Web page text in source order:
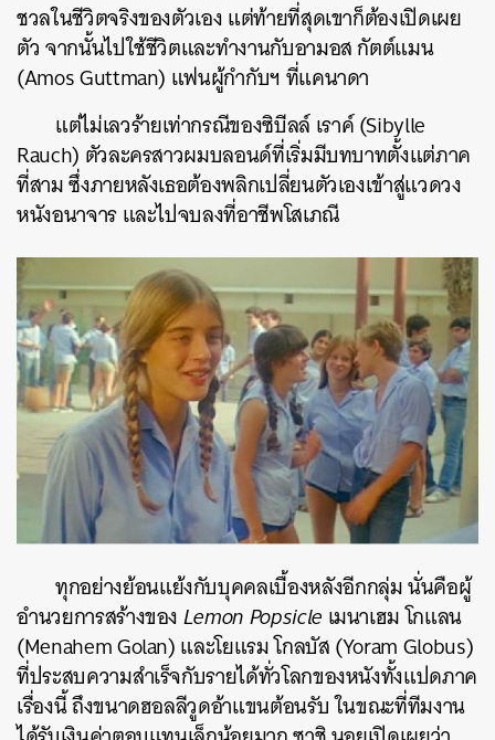
ชวลในชีวิตจริงของตัวเอง แต่ท้ายที่สุดเขาก็ต้องเปิดเผย
ตัว จากนั้นไปใช้ชีวิตและทำงานกับอามอส กัตต์แมน
(Amos Guttman) แฟนผู้กำกับฯ ที่แคนาดา
แต่ไม่เลวร้ายเท่ากรณีของซิบีลล์ เราค์ (Sibylle
Rauch) ตัวละครสาวผมบลอนด์ที่เริ่มมีบทบาทตั้งแต่ภาค
ที่สาม ซึ่งภายหลังเธอต้องพลิกเปลี่ยนตัวเองเข้าสู่แวดวง
หนังอนาจาร และไปจบลงที่อาชีพโสเภณี
ทุกอย่างย้อนแย้งกับบุคคลเบื้องหลังอีกกลุ่ม นั่นคือผู้
อำนวยการสร้างของLemon Popsicle เมนาเฮม โกแลน
(Menahem Golan) และโยแรม โกลบัส (Yoram Globus)
ที่ประสบความสำเร็จกับรายได้ทั่วโลกของหนังทั้งแปดภาค
เรื่องนี้ ถึงขนาดฮอลลีวูดอ้าแขนต้อนรับ ในขณะที่ทีมงาน